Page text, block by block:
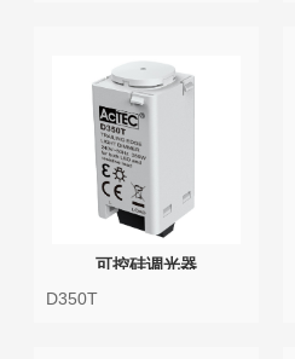
可控硅调光器
D350T